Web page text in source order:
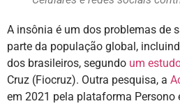
A insônia é um dos problemas de
parte da população global,
dos brasileiros, segundo um
Cruz (Fiocruz). Outra pesquisa, a
em 2021 pela plataforma Persono